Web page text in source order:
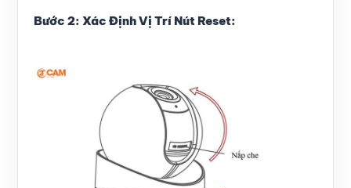
Bước 2: Xác Định Vị Trí Nút Reset: